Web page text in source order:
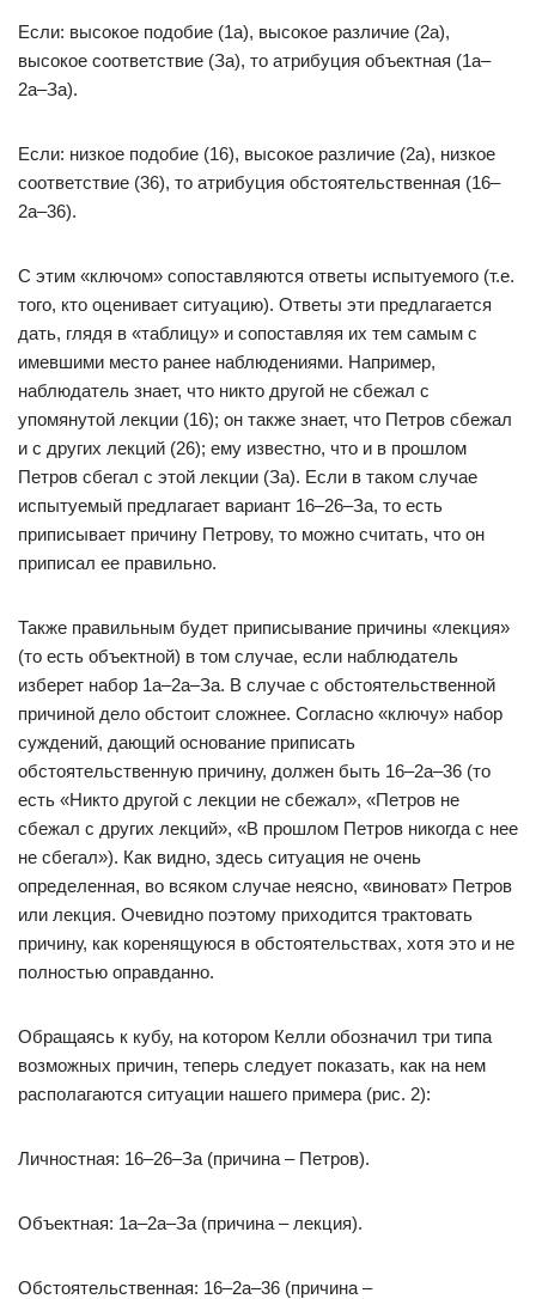
Если: высокое подобие (1а), высокое различие (2а),
высокое соответствие (За), то атрибуция объектная (1а–
2а–За).
Если: низкое подобие (16), высокое различие (2а), низкое
соответствие (36), то атрибуция обстоятельственная (16–
2а–36).
С этим «ключом» сопоставляются ответы испытуемого (т.е.
того, кто оценивает ситуацию). Ответы эти предлагается
дать, глядя в «таблицу» и сопоставляя их тем самым с
имевшими место ранее наблюдениями. Например,
наблюдатель знает, что никто другой не сбежал с
упомянутой лекции (16); он также знает, что Петров сбежал
и с других лекций (26); ему известно, что и в прошлом
Петров сбегал с этой лекции (За). Если в таком случае
испытуемый предлагает вариант 16–26–За, то есть
приписывает причину Петрову, то можно считать, что он
приписал ее правильно.
Также правильным будет приписывание причины «лекция»
(то есть объектной) в том случае, если наблюдатель
изберет набор 1а–2а–За. В случае с обстоятельственной
причиной дело обстоит сложнее. Согласно «ключу» набор
суждений, дающий основание приписать
обстоятельственную причину, должен быть 16–2а–36 (то
есть «Никто другой с лекции не сбежал», «Петров не
сбежал с других лекций», «В прошлом Петров никогда с нее
не сбегал»). Как видно, здесь ситуация не очень
определенная, во всяком случае неясно, «виноват» Петров
или лекция. Очевидно поэтому приходится трактовать
причину, как коренящуюся в обстоятельствах, хотя это и не
полностью оправданно.
Обращаясь к кубу, на котором Келли обозначил три типа
возможных причин, теперь следует показать, как на нем
располагаются ситуации нашего примера (рис. 2):
Личностная: 16–26–За (причина – Петров).
Объектная: 1а–2а–За (причина – лекция).
Обстоятельственная: 16–2а–36 (причина –